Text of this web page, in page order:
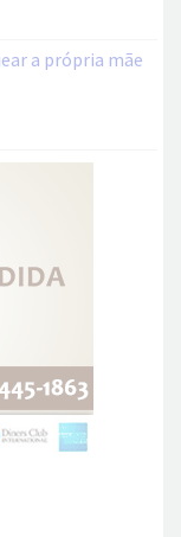
a própria mãe